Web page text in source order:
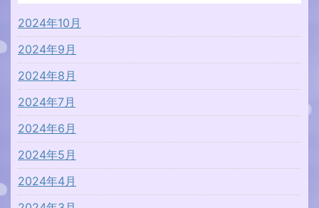
2024年10月
2024年9月
2024年8月
2024年7月
2024年6月
2024年5月
2024年4月